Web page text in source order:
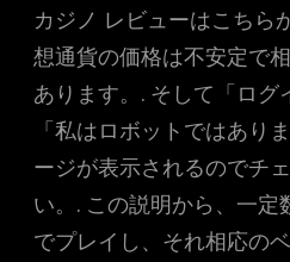
カジノ レビューはこちら
想通貨の価格は不安定で
あります。. そして「ログ
「私はロボットではあり
ージが表示されるのでチ
い。. この説明から、一定
でプレイし、それ相応の